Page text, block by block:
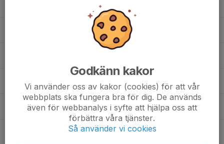
21. Pierre Leret
10. Theodore Persson
Godkänn kakor
Vi använder oss av kakor (cookies) för att vår
webbplats ska fungera bra för dig. De används
även för webbanalys i syfte att hjälpa oss att
förbättra våra tjänster.
Så använder vi cookies